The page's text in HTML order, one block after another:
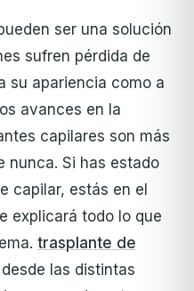
ser una solución
sufren pérdida de
su apariencia como a
avances en la
capilares son más
nunca. Si has estado
capilar, estás en el
explicará todo lo que
trasplante de
las distintas